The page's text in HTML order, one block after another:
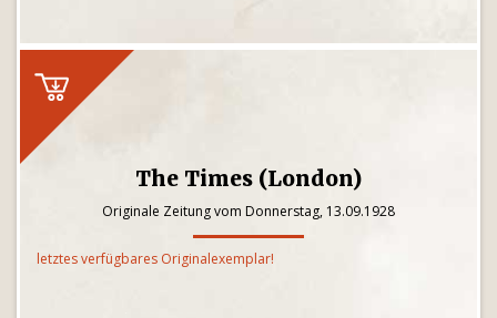
The Times (London)
Originale Zeitung vom Donnerstag, 13.09.1928
letztes verfügbares Originalexemplar!